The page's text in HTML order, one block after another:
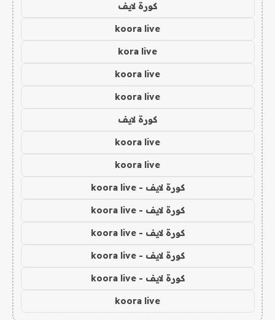
كورة لايف
koora live
kora live
koora live
koora live
كورة لايف
koora live
koora live
كورة لايف - koora live
كورة لايف - koora live
كورة لايف - koora live
كورة لايف - koora live
كورة لايف - koora live
koora live